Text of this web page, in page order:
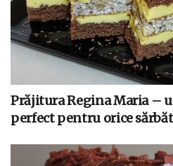
Prăjitura Regina Maria –
perfect pentru orice